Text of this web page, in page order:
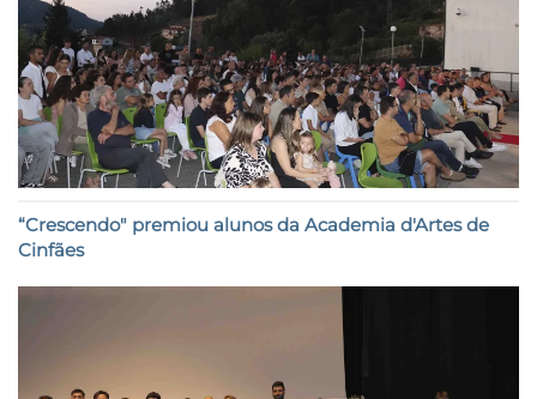
“Crescendo" premiou alunos da Academia d'Artes de
Cinfães